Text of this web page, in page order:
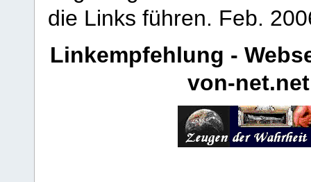
die Links führen. Feb.
Linkempfehlung -
von-net.net